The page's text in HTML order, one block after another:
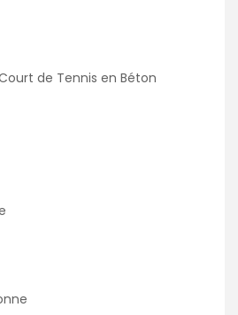
de Tennis en Béton